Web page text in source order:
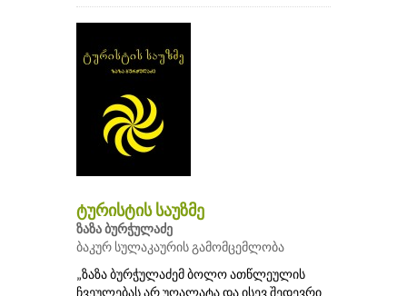
ტურისტის საუზმე
ზაზა ბურჭულაძე
ბაკურ სულაკაურის გამომცემლობა
„ზაზა ბურჭულაძემ ბოლო ათწლეულის